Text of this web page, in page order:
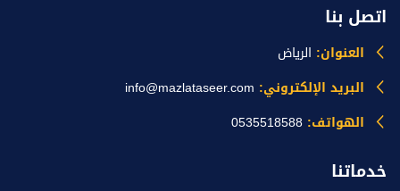
اتصل بنا
العنوان: الرياض
البريد الإلكتروني: info@mazlataseer.com
الهواتف: 0535518588
خدماتنا